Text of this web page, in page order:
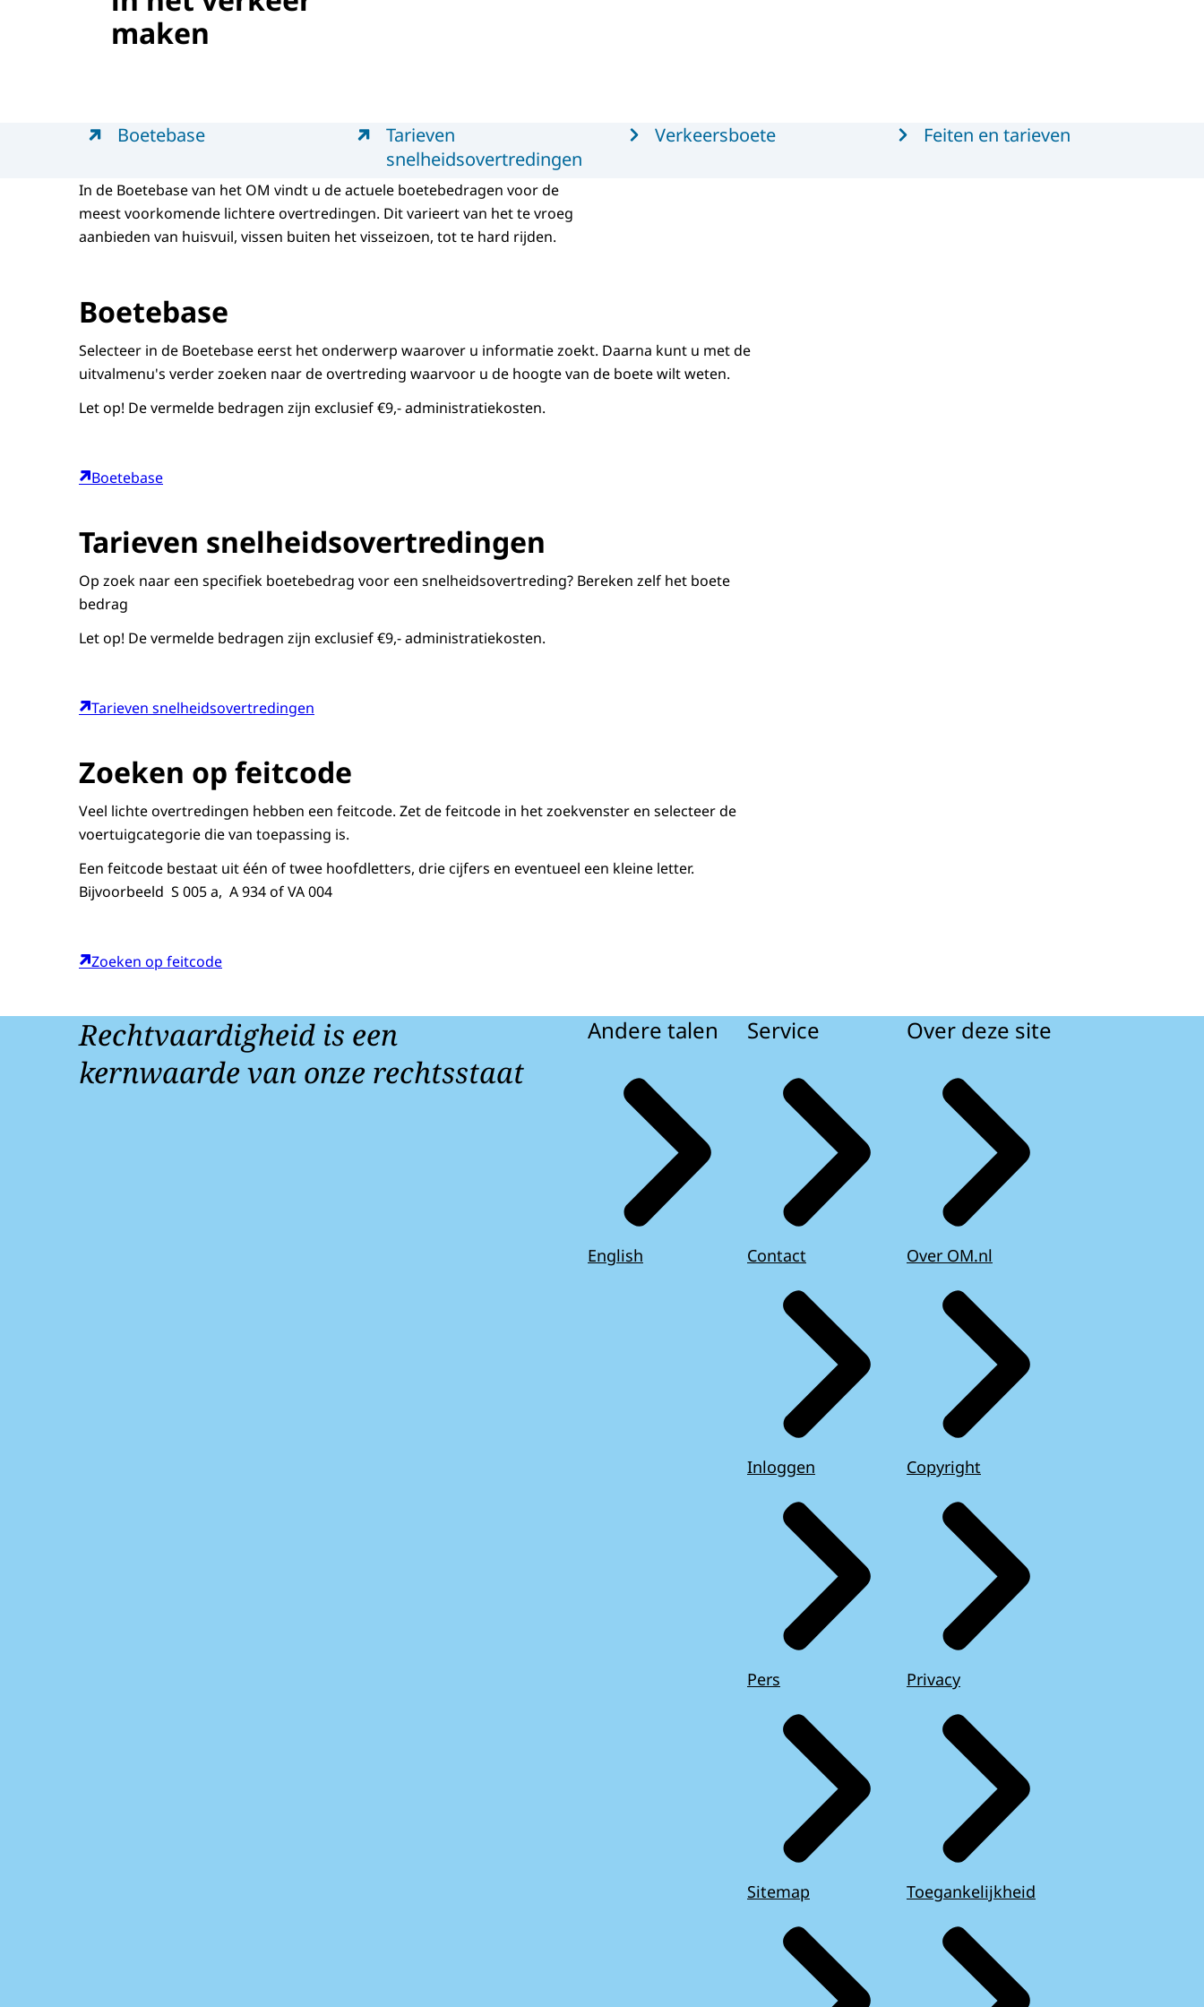
maken
Boetebase
Tarieven
snelheidsovertredingen
Verkeersboete Feiten en tarieven
In de Boetebase van het OM vindt u de actuele boetebedragen voor de
meest voorkomende lichtere overtredingen. Dit varieert van het te vroeg
aanbieden van huisvuil, vissen buiten het visseizoen, tot te hard rijden.
Boetebase
Selecteer in de Boetebase eerst het onderwerp waarover u informatie zoekt. Daarna kunt u met de
uitvalmenu's verder zoeken naar de overtreding waarvoor u de hoogte van de boete wilt weten.
Let op! De vermelde bedragen zijn exclusief €9,- administratiekosten.
Boetebase
Tarieven snelheidsovertredingen
Op zoek naar een specifiek boetebedrag voor een snelheidsovertreding? Bereken zelf het boete
bedrag
Let op! De vermelde bedragen zijn exclusief €9,- administratiekosten.
Tarieven snelheidsovertredingen
Zoeken op feitcode
Veel lichte overtredingen hebben een feitcode. Zet de feitcode in het zoekvenster en selecteer de
voertuigcategorie die van toepassing is.
Een feitcode bestaat uit één of twee hoofdletters, drie cijfers en eventueel een kleine letter.
Bijvoorbeeld S 005 a, A 934 of VA 004
Zoeken op feitcode
Rechtvaardigheid is een
kernwaarde van onze rechtsstaat
Andere talen
English
Service
Contact
Inloggen
Pers
Sitemap
Over deze site
Over OM.nl
Copyright
Privacy
Toegankelijkheid